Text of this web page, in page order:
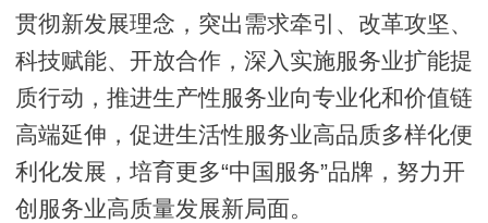
贯彻新发展理念，突出需求牵引、改革攻坚、
科技赋能、开放合作，深入实施服务业扩能提
质行动，推进生产性服务业向专业化和价值链
高端延伸，促进生活性服务业高品质多样化便
利化发展，培育更多“中国服务”品牌，努力开
创服务业高质量发展新局面。